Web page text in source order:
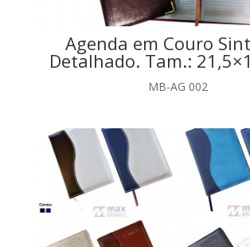
Agenda em Couro
Detalhado. Tam.:
MB-AG 002